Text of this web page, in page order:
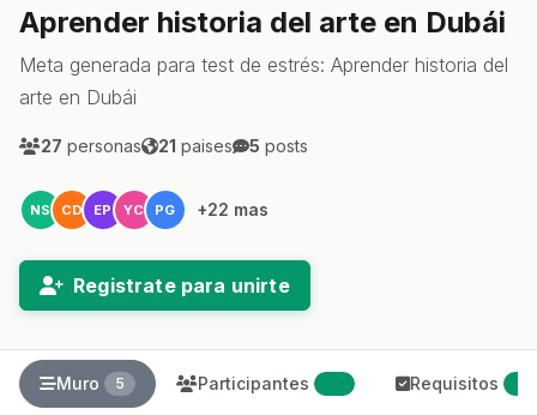
Aprender historia del arte en Dubái
Meta generada para test de estrés: Aprender historia del
arte en Dubái
27 personas 21 paises 5 posts
NS CD EP YC PG +22 mas
Registrate para unirte
Muro 5 Participantes Requisitos